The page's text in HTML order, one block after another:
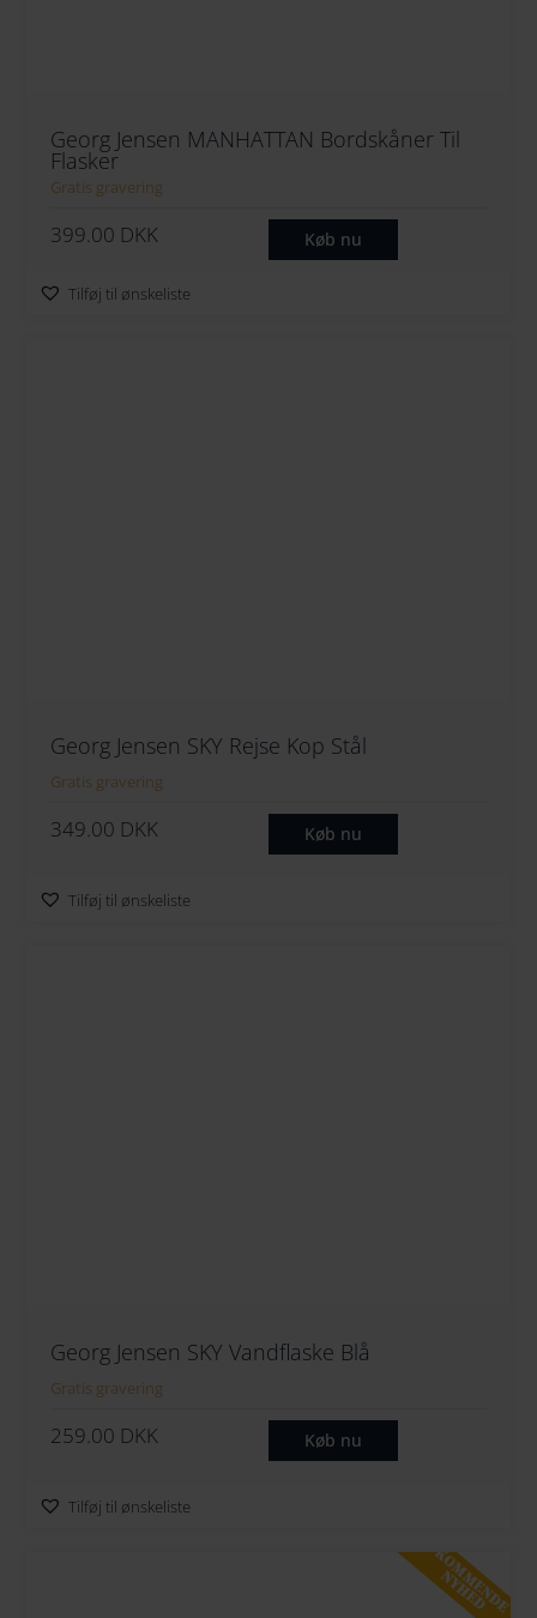
Georg Jensen MANHATTAN Bordskåner Til
Flasker
Gratis gravering
399.00 DKK Køb nu
Tilføj til ønskeliste
Georg Jensen SKY Rejse Kop Stål
Gratis gravering
349.00 DKK Køb nu
Tilføj til ønskeliste
Georg Jensen SKY Vandflaske Blå
Gratis gravering
259.00 DKK Køb nu
Tilføj til ønskeliste
KOMMENDE
NYHED